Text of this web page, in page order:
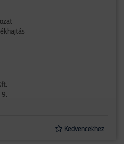
9.
Kedvencekhez